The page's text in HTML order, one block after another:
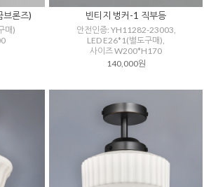
브론즈)
매)
빈티지 벙커-1 직부등
안전인증: YH11282-23003,
LED E26*1(별도구매),
사이즈 W200*H170
140,000원